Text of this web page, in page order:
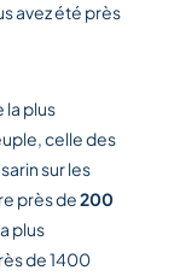
avez été près
la plus
celle des
sur les
près de200
plus
de 1400